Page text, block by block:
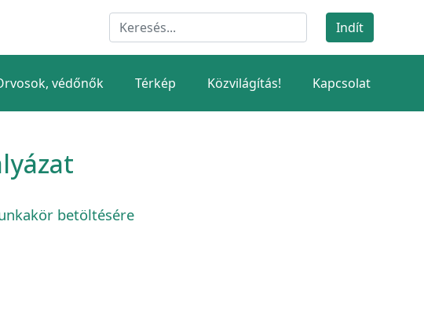
védőnők Térkép Közvilágítás! Kapcsolat
betöltésére